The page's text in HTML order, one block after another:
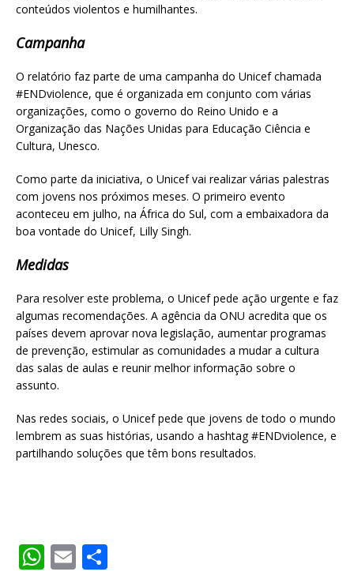
conteúdos violentos e humilhantes.
Campanha
O relatório faz parte de uma campanha do Unicef chamada
#ENDviolence, que é organizada em conjunto com várias
organizações, como o governo do Reino Unido e a
Organização das Nações Unidas para Educação Ciência e
Cultura, Unesco.
Como parte da iniciativa, o Unicef vai realizar várias palestras
com jovens nos próximos meses. O primeiro evento
aconteceu em julho, na África do Sul, com a embaixadora da
boa vontade do Unicef, Lilly Singh.
Medidas
Para resolver este problema, o Unicef pede ação urgente e faz
algumas recomendações. A agência da ONU acredita que os
países devem aprovar nova legislação, aumentar programas
de prevenção, estimular as comunidades a mudar a cultura
das salas de aulas e reunir melhor informação sobre o
assunto.
Nas redes sociais, o Unicef pede que jovens de todo o mundo
lembrem as suas histórias, usando a hashtag #ENDviolence, e
partilhando soluções que têm bons resultados.
W E